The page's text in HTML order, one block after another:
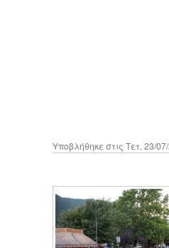
Υποβλήθηκε στις Τετ, 23/